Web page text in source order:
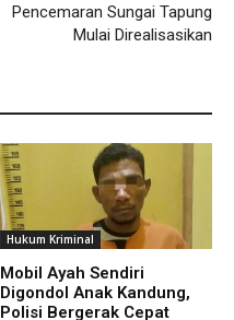
Pencemaran Sungai Tapung
Mulai Direalisasikan
Hukum Kriminal
Mobil Ayah Sendiri
Digondol Anak Kandung,
Polisi Bergerak Cepat